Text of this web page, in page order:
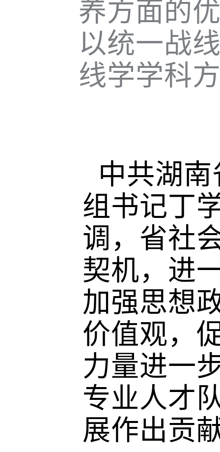
养方面的
以统一战
线学学科
中共湖
组书记丁
调，省社
契机，进
加强思想
价值观，
力量进一
专业人才
展作出贡